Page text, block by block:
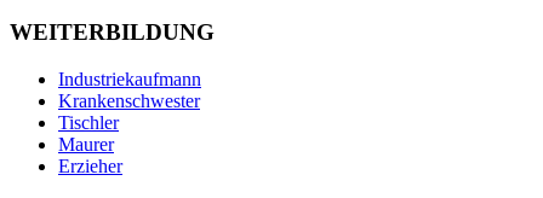
WEITERBILDUNG
Industriekaufmann
Krankenschwester
Tischler
Maurer
Erzieher